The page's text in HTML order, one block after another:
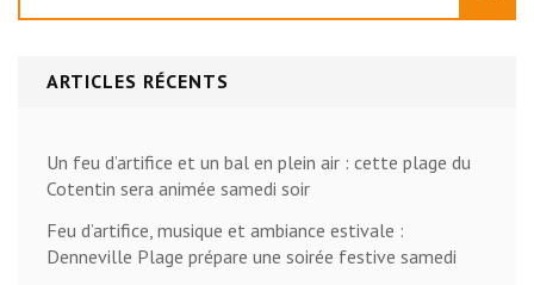
ARTICLES RÉCENTS
Un feu d’artifice et un bal en plein air : cette plage du
Cotentin sera animée samedi soir
Feu d’artifice, musique et ambiance estivale :
Denneville Plage prépare une soirée festive samedi